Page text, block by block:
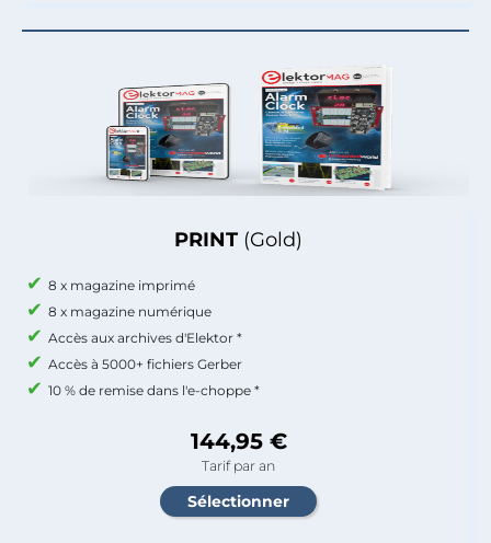
PRINT (Gold)
8 x magazine imprimé
8 x magazine numérique
Accès aux archives d'Elektor *
Accès à 5000+ fichiers Gerber
10 % de remise dans l'e-choppe *
144,95 €
Tarif par an